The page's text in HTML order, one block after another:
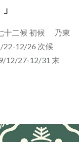
十二候 初候 乃東
22-12/26 次候
12/27-12/31 末